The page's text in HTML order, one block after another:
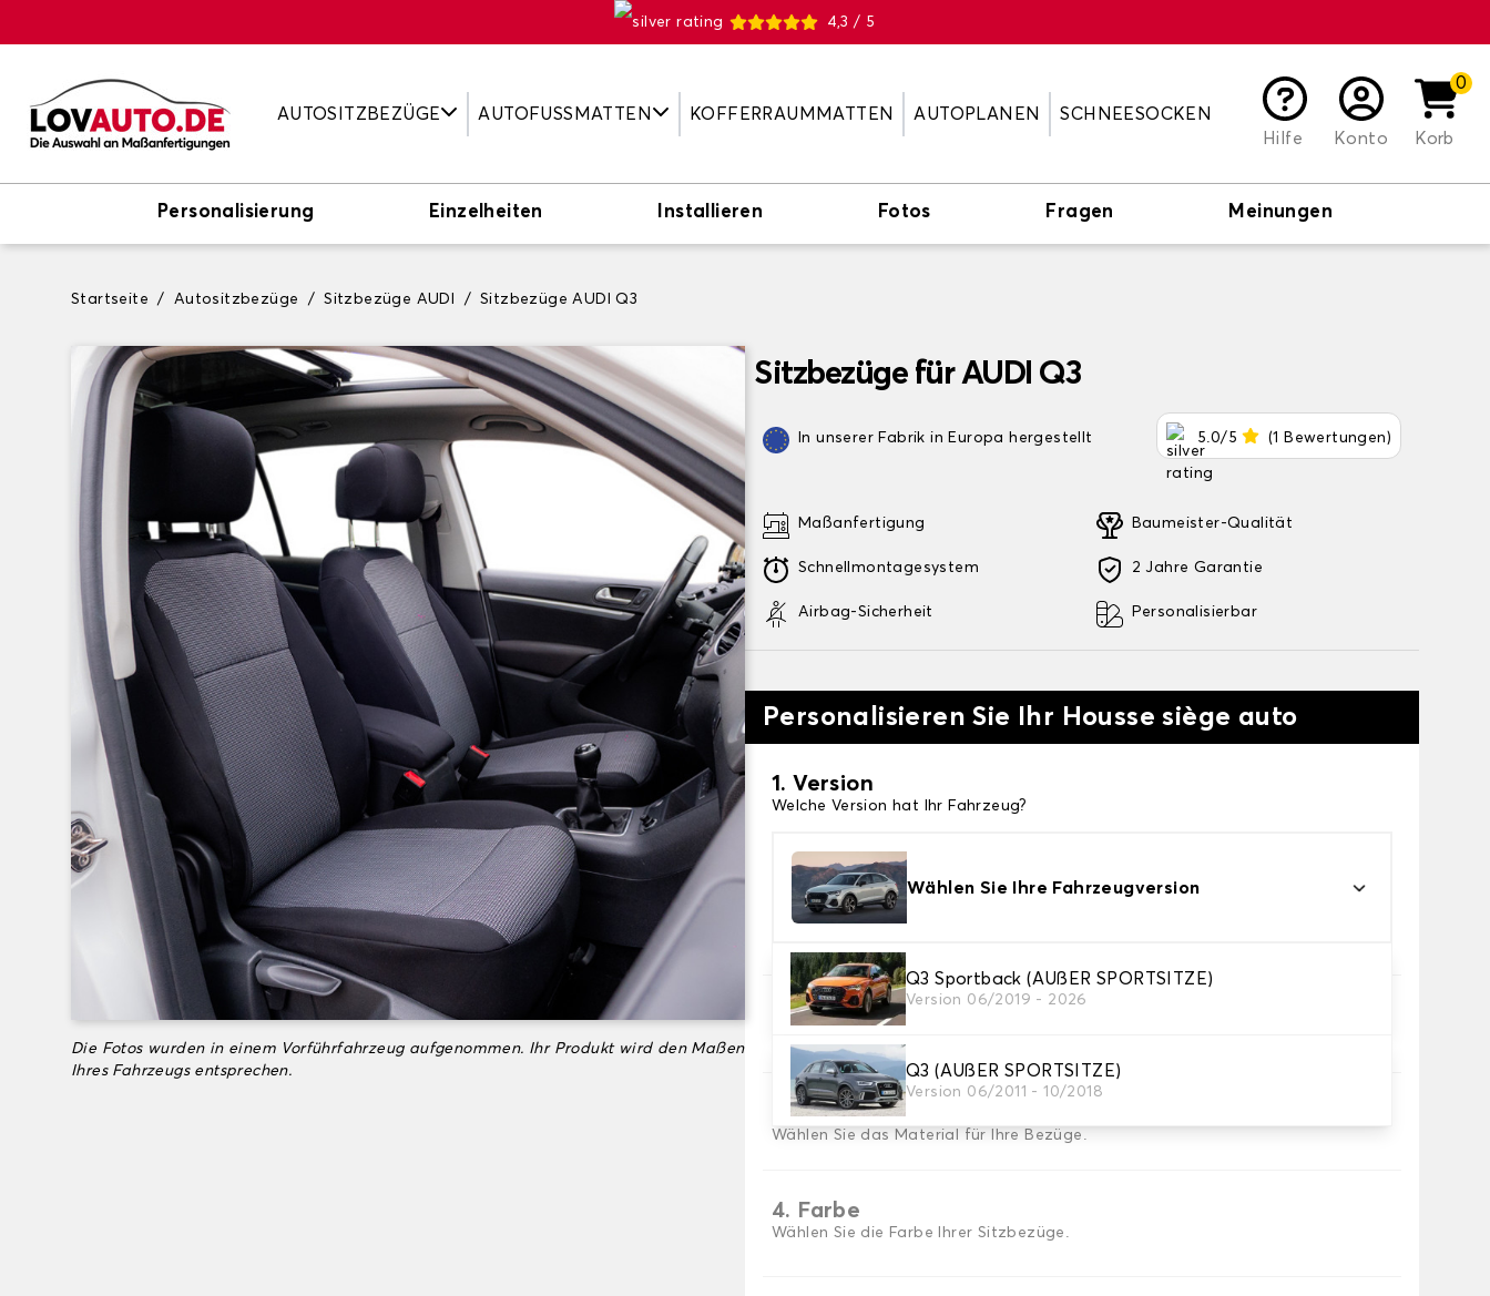
4,3 / 5
AUTOSITZBEZÜGE AUTOFUSSMATTEN KOFFERRAUMMATTEN AUTOPLANEN
SCHNEESOCKEN
Hilfe
Konto
0
Korb
Personalisierung Einzelheiten Installieren Fotos Fragen Meinungen
Startseite Autositzbezüge Sitzbezüge AUDI Sitzbezüge AUDI Q3
Die Fotos wurden in einem Vorführfahrzeug aufgenommen. Ihr Produkt wird den Maßen
Ihres Fahrzeugs entsprechen.
Sitzbezüge für AUDI Q3
In unserer Fabrik in Europa hergestellt 5.0/5 (1 Bewertungen)
Maßanfertigung
Schnellmontagesystem
Airbag-Sicherheit
Baumeister-Qualität
2 Jahre Garantie
Personalisierbar
Personalisieren Sie Ihr Housse siège auto
1. Version
Welche Version hat Ihr Fahrzeug?
Wählen Sie Ihre Fahrzeugversion
Q3 Sportback (AUßER SPORTSITZE)
Version 06/2019 - 2026
Q3 (AUßER SPORTSITZE)
Version 06/2011 - 10/2018
2. Satz von Bezügen
3. Material
Wählen Sie das Material für Ihre Bezüge.
4. Farbe
Wählen Sie die Farbe Ihrer Sitzbezüge.